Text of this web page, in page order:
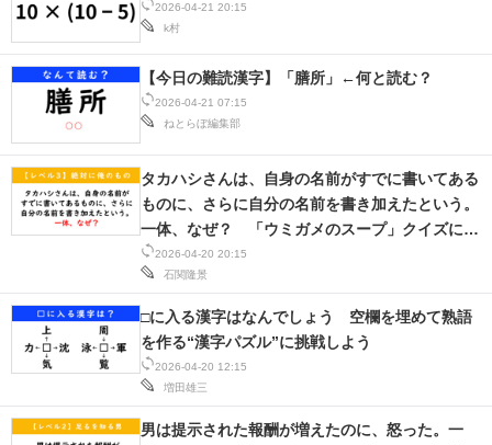
2026-04-21 20:15
k村
2026-04-21 07:15
ねとらぼ編集部
【今日の難読漢字】「膳所」←何と読む？
2026-04-20 20:15
石関隆景
タカハシさんは、自身の名前がすでに書いてある
ものに、さらに自分の名前を書き加えたという。
一体、なぜ？ 「ウミガメのスープ」クイズに挑
戦！【レベル3】
2026-04-20 12:15
増田雄三
□に入る漢字はなんでしょう 空欄を埋めて熟語
を作る“漢字パズル”に挑戦しよう
男は提示された報酬が増えたのに、怒った。一